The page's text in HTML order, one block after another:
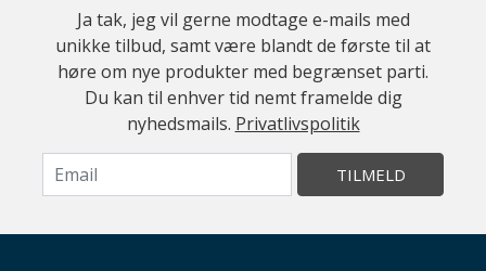
Ja tak, jeg vil gerne modtage e-mails med
unikke tilbud, samt være blandt de første til at
høre om nye produkter med begrænset parti.
Du kan til enhver tid nemt framelde dig
nyhedsmails. Privatlivspolitik
TILMELD